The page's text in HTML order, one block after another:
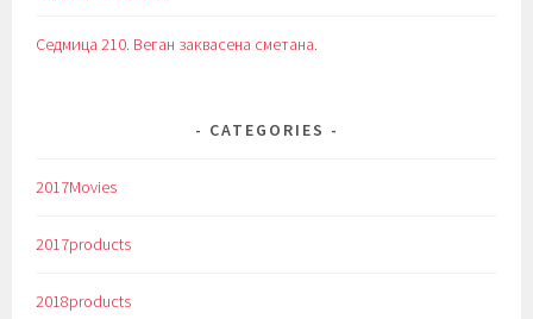
Седмица 210. Веган заквасена сметана.
CATEGORIES
2017Movies
2017products
2018products